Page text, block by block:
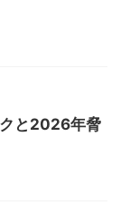
と2026年脅